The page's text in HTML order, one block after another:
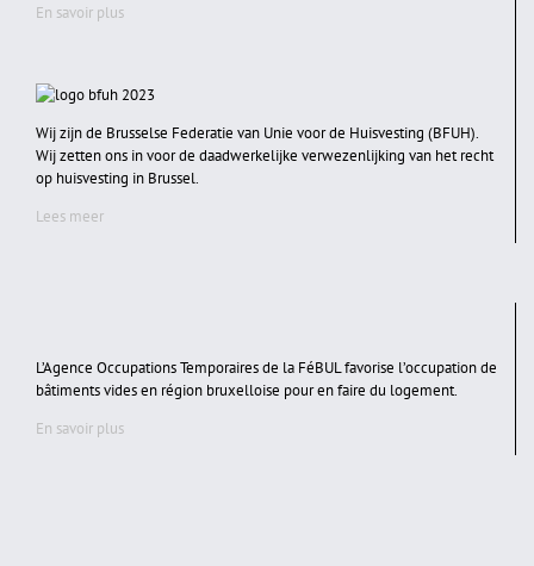
En savoir plus
Wij zijn de Brusselse Federatie van Unie voor de Huisvesting (BFUH).
Wij zetten ons in voor de daadwerkelijke verwezenlijking van het recht
op huisvesting in Brussel.
Lees meer
L’Agence Occupations Temporaires de la FéBUL favorise l’occupation de
bâtiments vides en région bruxelloise pour en faire du logement.
En savoir plus